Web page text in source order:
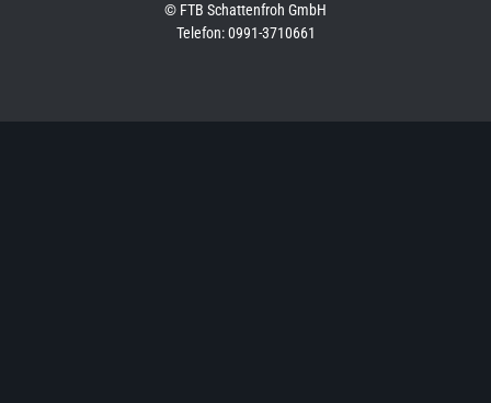
© FTB Schattenfroh GmbH
Telefon: 0991-3710661